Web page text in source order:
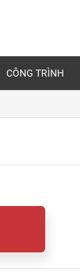
CÔNG TRÌNH